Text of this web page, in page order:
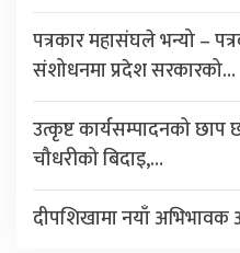
पत्रकार महासंघले भन्यो –
संशोधनमा प्रदेश सरकारको…
उत्कृष्ट कार्यसम्पादनको छाप
चौधरीको बिदाइ,…
दीपशिखामा नयाँ अभिभावक